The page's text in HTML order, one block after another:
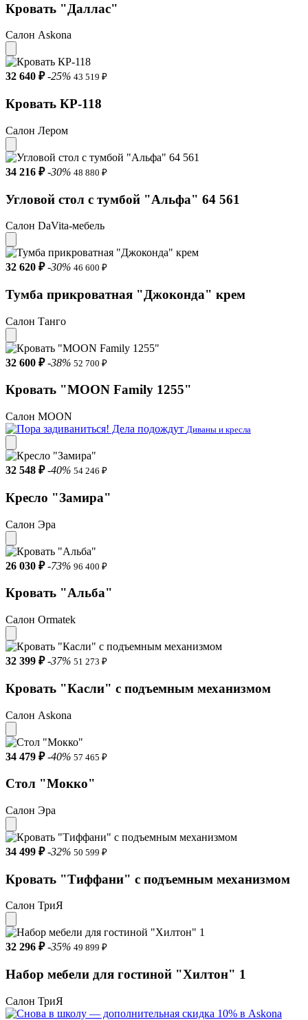
Кровать "Даллас"
Салон Askona
32 640 ₽ -25% 43 519 ₽
Кровать КР-118
Салон Лером
34 216 ₽ -30% 48 880 ₽
Угловой стол с тумбой "Альфа" 64 561
Салон DaVita-мебель
32 620 ₽ -30% 46 600 ₽
Тумба прикроватная "Джоконда" крем
Салон Танго
32 600 ₽ -38% 52 700 ₽
Кровать "MOON Family 1255"
Салон MOON
Диваны и кресла
32 548 ₽ -40% 54 246 ₽
Кресло "Замира"
Салон Эра
26 030 ₽ -73% 96 400 ₽
Кровать "Альба"
Салон Ormatek
32 399 ₽ -37% 51 273 ₽
Кровать "Касли" с подъемным механизмом
Салон Askona
34 479 ₽ -40% 57 465 ₽
Стол "Мокко"
Салон Эра
34 499 ₽ -32% 50 599 ₽
Кровать "Тиффани" с подъемным механизмом
Салон ТриЯ
32 296 ₽ -35% 49 899 ₽
Набор мебели для гостиной "Хилтон" 1
Салон ТриЯ